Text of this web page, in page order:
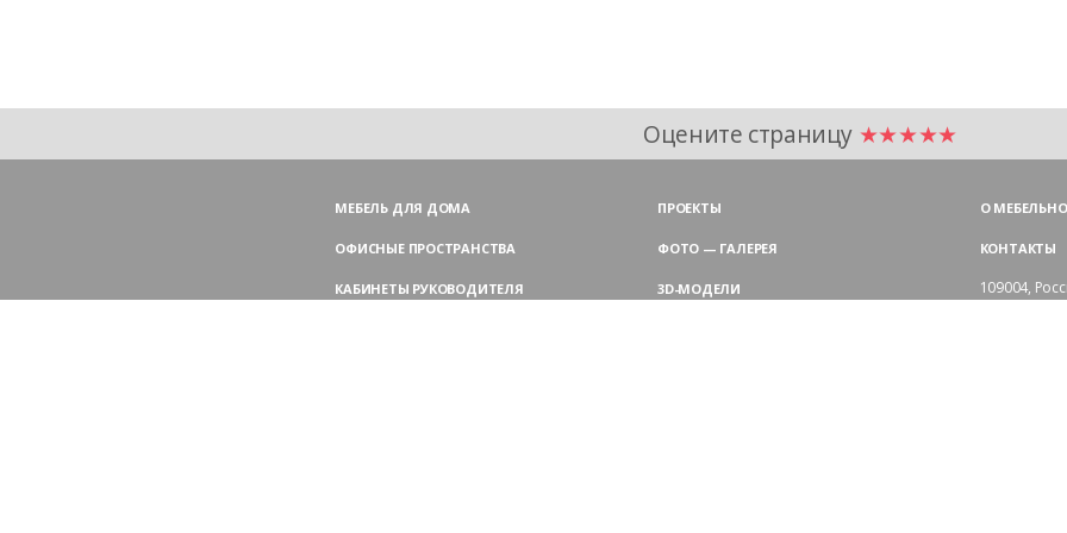
Оцените страницу ★★★★★
МЕБЕЛЬ ДЛЯ ДОМА
ОФИСНЫЕ ПРОСТРАНСТВА
КАБИНЕТЫ РУКОВОДИТЕЛЯ
ПРОЕКТЫ
ФОТО — ГАЛЕРЕЯ
3D-МОДЕЛИ
О
КОНТАКТЫ
109004,